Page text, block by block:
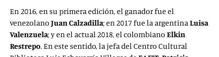
En 2016, en su primera edición, el ganador fue el
venezolano Juan Calzadilla; en 2017 fue la argentinaLuisa
Valenzuela; y en el actual 2018, el colombiano Elkin
Restrepo. En este sentido, la jefa del Centro Cultural